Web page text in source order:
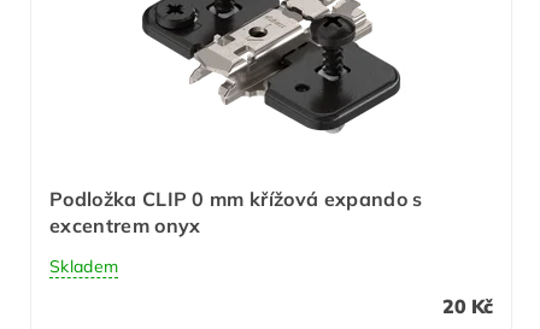
Podložka CLIP 0 mm křížová expando s
excentrem onyx
Skladem
20 Kč